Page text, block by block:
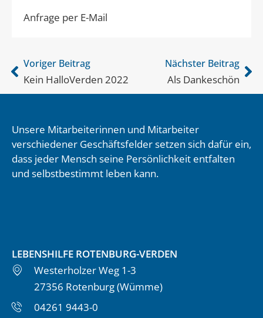
Anfrage per E-Mail
Voriger Beitrag
Kein HalloVerden 2022
Nächster Beitrag
Als Dankeschön
Unsere Mitarbeiterinnen und Mitarbeiter
verschiedener Geschäftsfelder setzen sich dafür ein,
dass jeder Mensch seine Persönlichkeit entfalten
und selbstbestimmt leben kann.
LEBENSHILFE ROTENBURG-VERDEN
Westerholzer Weg 1-3
27356 Rotenburg (Wümme)
04261 9443-0